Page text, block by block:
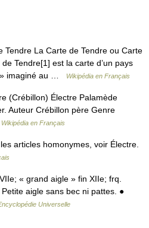
La Carte de Tendre ou Carte
Tendre[1] est la carte d’un pays
» imaginé au …
Wikipédia en Français
(Crébillon) Électre Palamède
Auteur Crébillon père Genre
Wikipédia en Français
articles homonymes, voir Électre.
« grand aigle » fin XIIe; frq.
aigle sans bec ni pattes. ●
Universelle